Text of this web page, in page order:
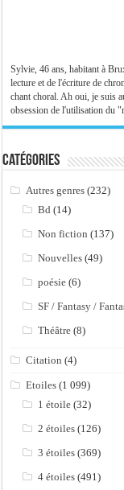
Sylvie, 46 ans, habitant à
lecture et de l'écriture de
chant choral. Ah oui, je suis
obsession de l'utilisation du
Catégories
Autres genres (232)
Bd (14)
Non fiction (137)
Nouvelles (49)
poésie (6)
SF / Fantasy /
Théâtre (8)
Citation (4)
Etoiles (1 099)
1 étoile (32)
2 étoiles (126)
3 étoiles (369)
4 étoiles (491)